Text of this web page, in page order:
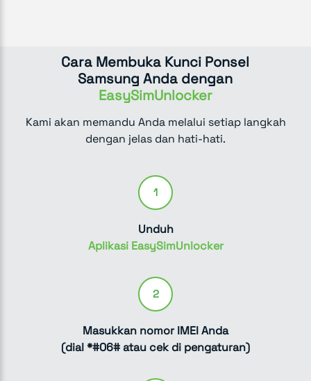
Cara Membuka Kunci Ponsel
Samsung Anda dengan
EasySimUnlocker
Kami akan memandu Anda melalui setiap langkah
dengan jelas dan hati-hati.
1
Unduh
Aplikasi EasySimUnlocker
2
Masukkan nomor IMEI Anda
(dial *#06# atau cek di pengaturan)